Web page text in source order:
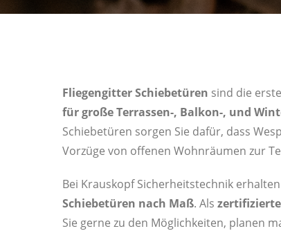
Fliegengitter Schiebetüren sind die
für große Terrassen-, Balkon-, und
Schiebetüren sorgen Sie dafür, dass
Vorzüge von offenen Wohnräumen zur
Bei Krauskopf Sicherheitstechnik erhalten
Schiebetüren nach Maß. Als
Sie gerne zu den Möglichkeiten, planen